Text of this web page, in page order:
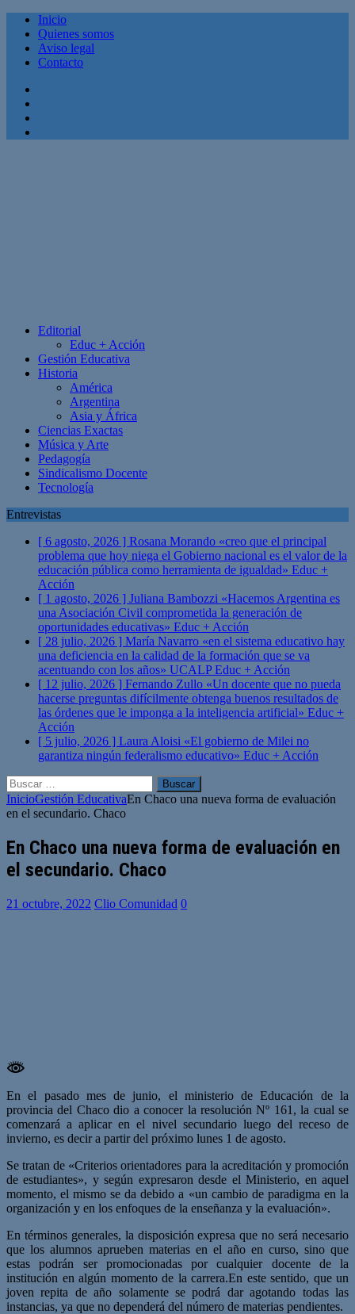
Inicio
Quienes somos
Aviso legal
Contacto
Editorial
Educ + Acción
Gestión Educativa
Historia
América
Argentina
Asia y África
Ciencias Exactas
Música y Arte
Pedagogía
Sindicalismo Docente
Tecnología
Entrevistas
[ 6 agosto, 2026 ] Rosana Morando «creo que el principal
problema que hoy niega el Gobierno nacional es el valor de la
educación pública como herramienta de igualdad» Educ +
Acción
[ 1 agosto, 2026 ] Juliana Bambozzi «Hacemos Argentina es
una Asociación Civil comprometida la generación de
oportunidades educativas» Educ + Acción
[ 28 julio, 2026 ] María Navarro «en el sistema educativo hay
una deficiencia en la calidad de la formación que se va
acentuando con los años» UCALPEduc + Acción
[ 12 julio, 2026 ] Fernando Zullo «Un docente que no pueda
hacerse preguntas difícilmente obtenga buenos resultados de
las órdenes que le imponga a la inteligencia artificial» Educ +
Acción
[ 5 julio, 2026 ] Laura Aloisi «El gobierno de Milei no
garantiza ningún federalismo educativo» Educ + Acción
Buscar:
InicioGestión EducativaEn Chaco una nueva forma de evaluación
en el secundario. Chaco
En Chaco una nueva forma de evaluación en
el secundario. Chaco
21 octubre, 2022 Clio Comunidad 0
En el pasado mes de junio, el ministerio de Educación de la
provincia del Chaco dio a conocer la resolución Nº 161, la cual se
comenzará a aplicar en el nivel secundario luego del receso de
invierno, es decir a partir del próximo lunes 1 de agosto.
Se tratan de «Criterios orientadores para la acreditación y promoción
de estudiantes», y según expresaron desde el Ministerio, en aquel
momento, el mismo se da debido a «un cambio de paradigma en la
organización y en los enfoques de la enseñanza y la evaluación».
En términos generales, la disposición expresa que no será necesario
que los alumnos aprueben materias en el año en curso, sino que
estas podrán ser promocionadas por cualquier docente de la
institución en algún momento de la carrera.En este sentido, que un
joven repita de año solamente se podrá dar agotando todas las
instancias, ya que no dependerá del número de materias pendientes.